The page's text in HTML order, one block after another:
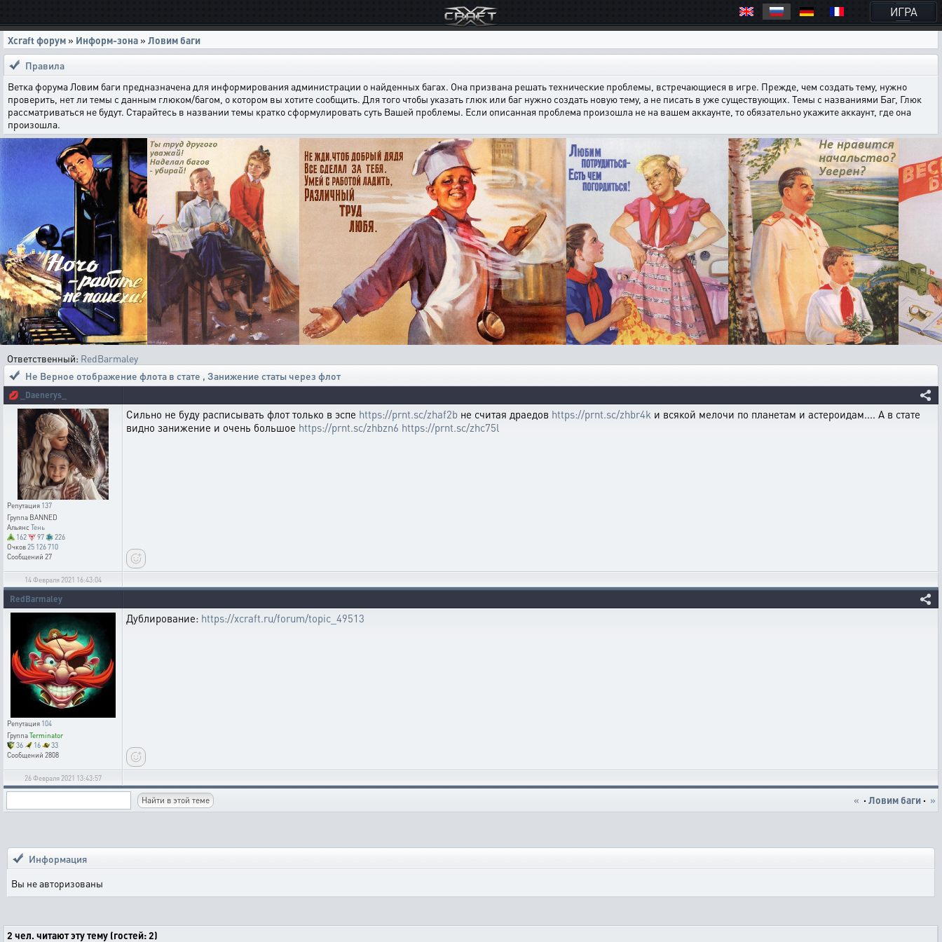
ИГРА
Xcraft форум » Информ-зона » Ловим баги
Правила
Ветка форума Ловим баги предназначена для информирования администрации о найденных багах. Она призвана решать технические проблемы, встречающиеся в игре. Прежде, чем создать тему, нужно
проверить, нет ли темы с данным глюком/багом, о котором вы хотите сообщить. Для того чтобы указать глюк или баг нужно создать новую тему, а не писать в уже существующих. Темы с названиями Баг, Глюк
рассматриваться не будут. Старайтесь в названии темы кратко сформулировать суть Вашей проблемы. Если описанная проблема произошла не на вашем аккаунте, то обязательно укажите аккаунт, где она
произошла.
Ответственный: RedBarmaley
Не Верное отображение флота в стате , Занижение статы через флот
💋 _Daenerys_
Репутация 137
Группа BANNED
АльянсТень
162
97
226
Очков25 126 710
Сообщений 27
Сильно не буду расписывать флот только в эспе https://prnt.sc/zhaf2b не считая драедов https://prnt.sc/zhbr4k и всякой мелочи по планетам и астероидам.... А в стате
видно занижение и очень большое https://prnt.sc/zhbzn6 https://prnt.sc/zhc75l
14 Февраля 2021 16:43:04
RedBarmaley
Репутация 104
ГруппаTerminator
36
16
33
Сообщений 2808
Дублирование: https://xcraft.ru/forum/topic_49513
26 Февраля 2021 13:43:57
« · Ловим баги · »
Информация
Вы не авторизованы
2 чел. читают эту тему (гостей: 2)